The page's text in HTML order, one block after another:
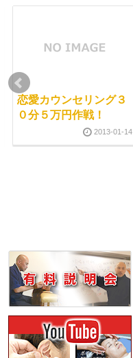
恋愛カウンセリング３
０分５万円作戦！
2013-01-14